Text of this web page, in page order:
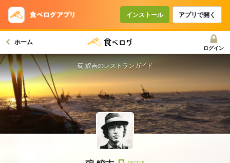
インストール アプリで開く
ホーム
ログイン
碇 鮫吉のレストランガイド